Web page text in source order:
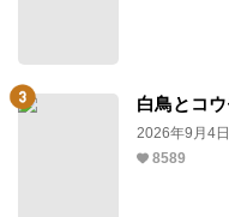
白鳥とコウ
2026年9月4
8589